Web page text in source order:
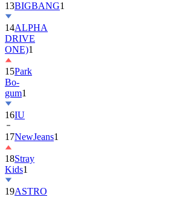
14ALPHA
DRIVE
ONE)1
15Park
Bo-
gum1
16IU
17NewJeans
18Stray
Kids
19ASTRO
20Hearts2Hearts